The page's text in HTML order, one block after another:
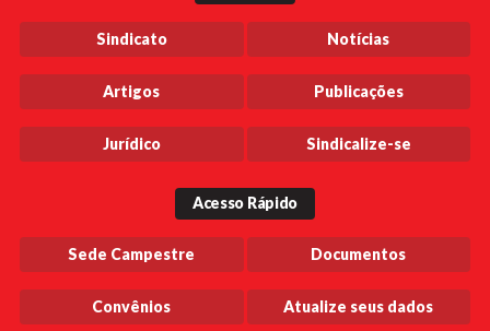
Sindicato Notícias
Artigos Publicações
Jurídico Sindicalize-se
Acesso Rápido
Sede Campestre Documentos
Convênios Atualize seus dados